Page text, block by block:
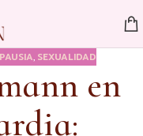
SEXUALIDAD
en